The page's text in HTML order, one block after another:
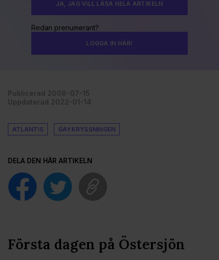
JA, JAG VILL LÄSA HELA ARTIKELN
Redan prenumerant?
LOGGA IN HÄR!
Publicerad 2008-07-15
Uppdaterad 2022-01-14
ATLANTIS GAYKRYSSNINGEN
DELA DEN HÄR ARTIKELN
Första dagen på Östersjön